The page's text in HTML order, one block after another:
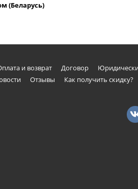
(Беларусь)
и возврат Договор
Отзывы Как получить скидку?